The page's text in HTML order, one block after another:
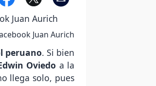
Juan Aurich
peruano. Si bien
Oviedo a la
llega solo, pues